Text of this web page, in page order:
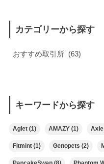
カテゴリーから探す
キーワードから探す
Aglet(1) AMAZY(1)
Fitmint(1) Genopets (2)